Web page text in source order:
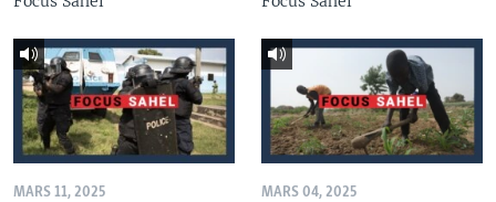
MARS 11, 2025 MARS 04, 2025